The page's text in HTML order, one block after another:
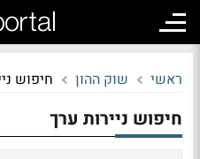
ראשי שוק ההון חיפוש
חיפוש ניירות ערך